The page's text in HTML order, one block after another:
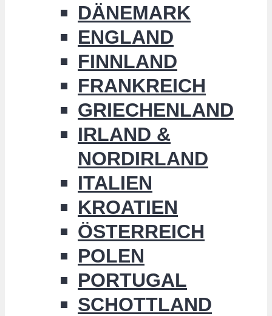
DÄNEMARK
ENGLAND
FINNLAND
FRANKREICH
GRIECHENLAND
IRLAND &
NORDIRLAND
ITALIEN
KROATIEN
ÖSTERREICH
POLEN
PORTUGAL
SCHOTTLAND